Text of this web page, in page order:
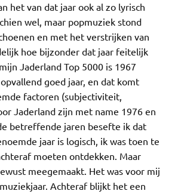
het van dat jaar ook al zo lyrisch
wel, maar popmuziek stond
en met het verstrijken van
hoe bijzonder dat jaar feitelijk
Jaderland Top 5000 is 1967
goed jaar, en dat komt
factoren (subjectiviteit,
Jaderland zijn met name 1976 en
betreffende jaren besefte ik dat
jaar is logisch, ik was toen te
moeten ontdekken. Maar
meegemaakt. Het was voor mij
Achteraf blijkt het een